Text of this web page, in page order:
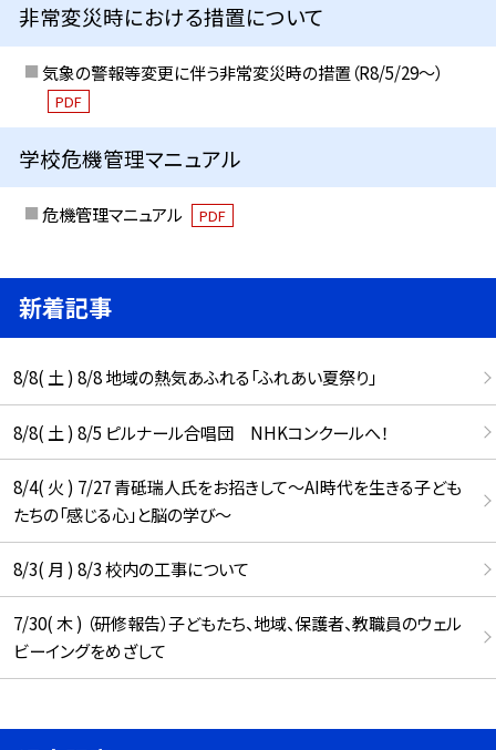
非常変災時における措置について
気象の警報等変更に伴う非常変災時の措置（R8/5/29〜）
PDF
学校危機管理マニュアル
危機管理マニュアル PDF
新着記事
8/8( 土 ) 8/8 地域の熱気あふれる「ふれあい夏祭り」
8/8( 土 ) 8/5 ピルナール合唱団 NHKコンクールへ！
8/4( 火 ) 7/27 青砥瑞人氏をお招きして〜AI時代を生きる子ども
たちの「感じる心」と脳の学び〜
8/3( 月 ) 8/3 校内の工事について
7/30( 木 ) （研修報告）子どもたち、地域、保護者、教職員のウェル
ビーイングをめざして